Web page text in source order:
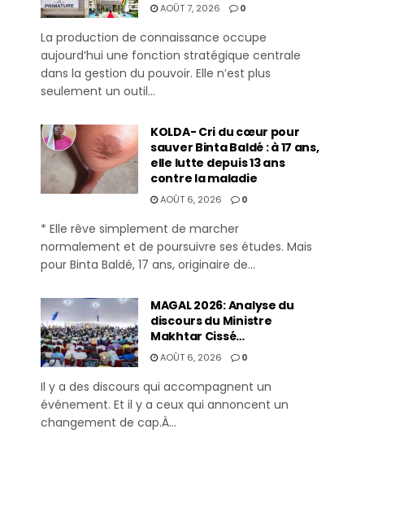
AOÛT 7, 2026 0
La production de connaissance occupe
aujourd’hui une fonction stratégique centrale
dans la gestion du pouvoir. Elle n’est plus
seulement un outil...
KOLDA- Cri du cœur pour
sauver Binta Baldé : à 17 ans,
elle lutte depuis 13 ans
contre la maladie
AOÛT 6, 2026 0
* Elle rêve simplement de marcher
normalement et de poursuivre ses études. Mais
pour Binta Baldé, 17 ans, originaire de...
MAGAL 2026: Analyse du
discours du Ministre
Makhtar Cissé…
AOÛT 6, 2026 0
Il y a des discours qui accompagnent un
événement. Et il y a ceux qui annoncent un
changement de cap.À...